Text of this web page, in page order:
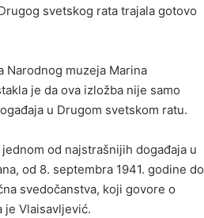
svetskog rata trajala gotovo
Narodnog muzeja Marina
je da ova izložba nije samo
u Drugom svetskom ratu.
od najstrašnijih događaja u
od 8. septembra 1941. godine do
svedočanstva, koji govore o
je Vlaisavljević.